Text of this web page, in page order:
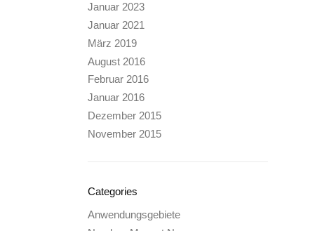
Januar 2023
Januar 2021
März 2019
August 2016
Februar 2016
Januar 2016
Dezember 2015
November 2015
Categories
Anwendungsgebiete